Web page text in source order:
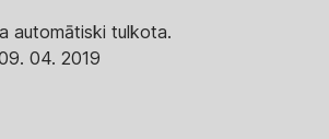
automātiski tulkota.
04. 2019